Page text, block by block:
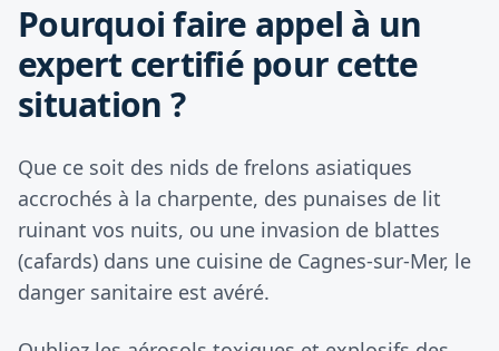
Pourquoi faire appel à un
expert certifié pour cette
situation ?
Que ce soit des nids de frelons asiatiques
accrochés à la charpente, des punaises de lit
ruinant vos nuits, ou une invasion de blattes
(cafards) dans une cuisine de Cagnes-sur-Mer, le
danger sanitaire est avéré.